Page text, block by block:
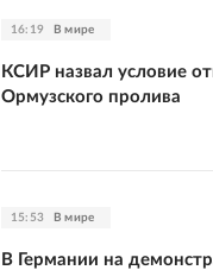
16:19 В мире
КСИР назвал условие
Ормузского пролива
15:53 В мире
В Германии на